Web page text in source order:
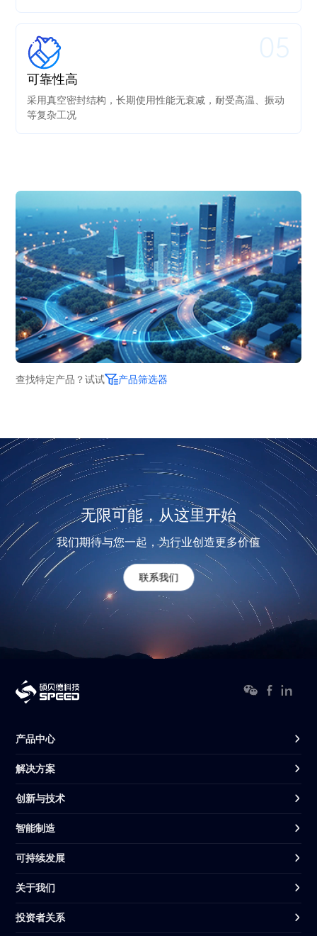
可靠性高
采用真空密封结构，长期使用性能无衰减，耐受高温、振动
等复杂工况
05
查找特定产品？试试 产品筛选器
无限可能，从这里开始
我们期待与您一起，为行业创造更多价值
联系我们
产品中心
解决方案
创新与技术
智能制造
可持续发展
关于我们
投资者关系